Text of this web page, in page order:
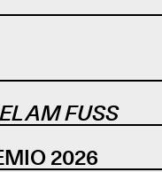
AM FUSS
2026